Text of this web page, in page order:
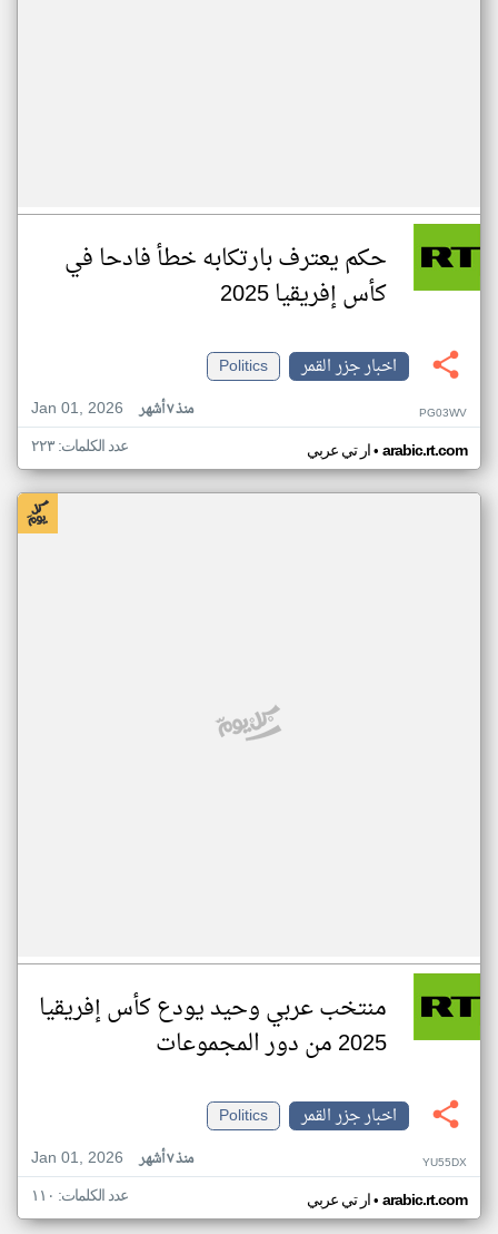
حكم يعترف بارتكابه خطأ فادحا في
كأس إفريقيا 2025
اخبار جزر القمر
Politics
Jan 01, 2026
منذ ٧ أشهر PG03WV
ار تي عربي• arabic.rt.com عدد الكلمات: ٢٢٣
منتخب عربي وحيد يودع كأس إفريقيا
2025 من دور المجموعات
اخبار جزر القمر
Politics
Jan 01, 2026
منذ ٧ أشهر YU55DX
ار تي عربي• arabic.rt.com عدد الكلمات: ١١٠